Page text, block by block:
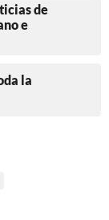
de
e
la